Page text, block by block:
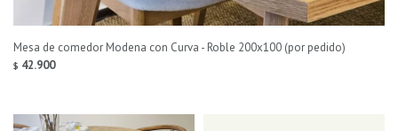
Mesa de comedor Modena con Curva - Roble 200x100 (por pedido)
$ 42.900